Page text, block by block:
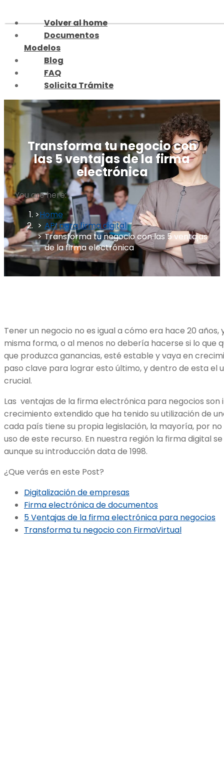
to
content
Volver al home
Documentos
Modelos
Blog
FAQ
Solicita Trámite
Transforma tu negocio con
las 5 ventajas de la firma
electrónica
You are here:
Home
API para firma digital
Transforma tu negocio con las 5 ventajas
de la firma electrónica
Tener un negocio no es igual a cómo era hace 20
misma forma, o al menos no debería hacerse si lo que
que produzca ganancias, esté estable y vaya en
paso clave para lograr esto último, y dentro de esta el
crucial.
Las ventajas de la firma electrónica para negocios son
crecimiento extendido que ha tenido su utilización de
cada país tiene su propia legislación, la mayoría, por
uso de este recurso. En nuestra región la firma digital
aunque su introducción data de 1998.
¿Que verás en este Post?
Digitalización de empresas
Firma electrónica de documentos
5 Ventajas de la firma electrónica para negocios
Transforma tu negocio con FirmaVirtual